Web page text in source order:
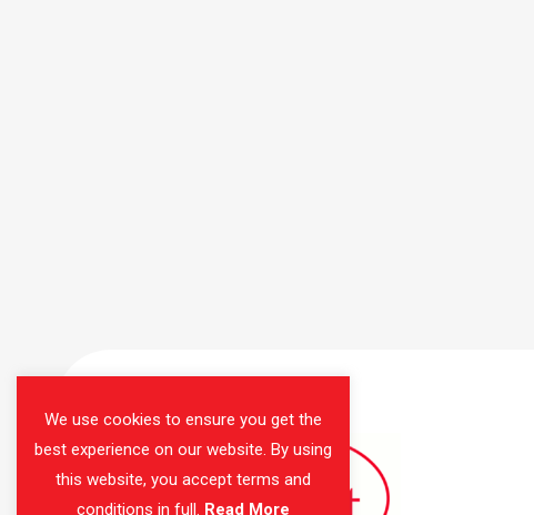
We use cookies to ensure you get the
best experience on our website. By using
this website, you accept terms and
conditions in full. Read More